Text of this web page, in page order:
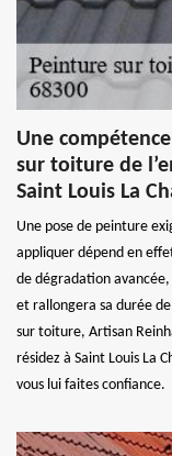
Une
sur toiture de
Saint Louis La
Une pose de peinture
appliquer dépend en
de dégradation
et rallongera sa durée
sur toiture, Artisan
résidez à Saint Louis La
vous lui faites confiance.